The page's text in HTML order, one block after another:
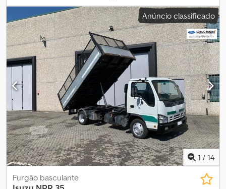
distância entre eixos:2 800 mm, combustível:diesel, travões:
travão de motor, cor:outro, cabina do condutor:cabina diurna,
classe de emissão:Euro 5, suspensão:aço, comprimento total:
6 000 mm, largura total:2 150 mm, altura total:2 650 mm, Ano de
fabrico:2013, Equipamento:espelho retrovisor elétrico, fecho
centralizado, regulação eléctrica dos vidros
, = Outras opções e
acessórios = - Leitor de CD - Câmara de marcha-atrás - Faróis -
Caixa de ferramentas = Mais informações = Travões: travões de
disco Suspensão: suspensão por molas de lâminas Eixo dianteiro:
dimensão dos pneus: 215/75r175; direcional; piso do pneu
esquerdo: 5 mm; piso do pneu direito: 5 mm Eixo traseiro:
dimensão dos pneus: 215/75r17.5; duplo; piso do pneu esquerdo
interior: 5 mm; piso do pneu esquerdo exterior: 5 mm; piso do
pneu direito interior: 5 mm; piso do pneu direito exterior: 5 mm
Peso em vazio: 5.175 kg Carga útil: 2.325 kg Peso bruto máximo:
7.500 kg Danos: nenhum Cedpfx Ahszra Hfe Ssha
Anúncio classificado
1 / 14
Furgão basculante